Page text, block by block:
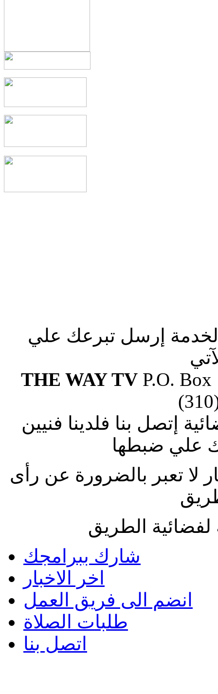
إرسل تبرعك علي
THE WAY TVP.O. Box
إتصل بنا فلدينا فنيين
علي ضبطها
لا تعبر بالضرورة عن رأى
الطريق
شارك ببرامجك
اخر الاخبار
انضم الى فريق العمل
طلبات الصلاة
اتصل بنا